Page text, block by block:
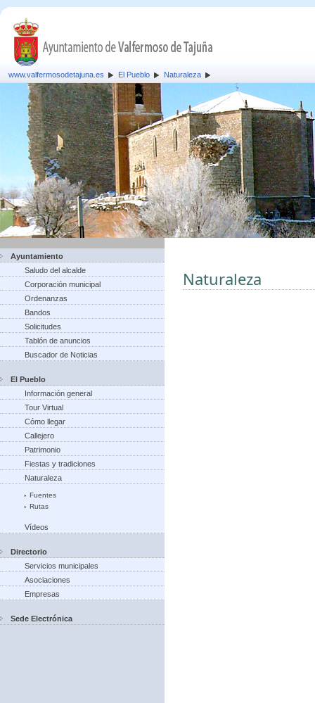
www.valfermosodetajuna.es El Pueblo Naturaleza
Ayuntamiento
Saludo del alcalde
Corporación municipal
Ordenanzas
Bandos
Solicitudes
Tablón de anuncios
Buscador de Noticias
El Pueblo
Información general
Tour Virtual
Cómo llegar
Callejero
Patrimonio
Fiestas y tradiciones
Naturaleza
Fuentes
Rutas
Vídeos
Directorio
Servicios municipales
Asociaciones
Empresas
Sede Electrónica
Naturaleza